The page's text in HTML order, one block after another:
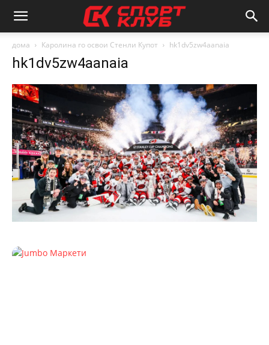
дома Каролина го освои Стенли Купот hk1dv5zw4aanaia
hk1dv5zw4aanaia